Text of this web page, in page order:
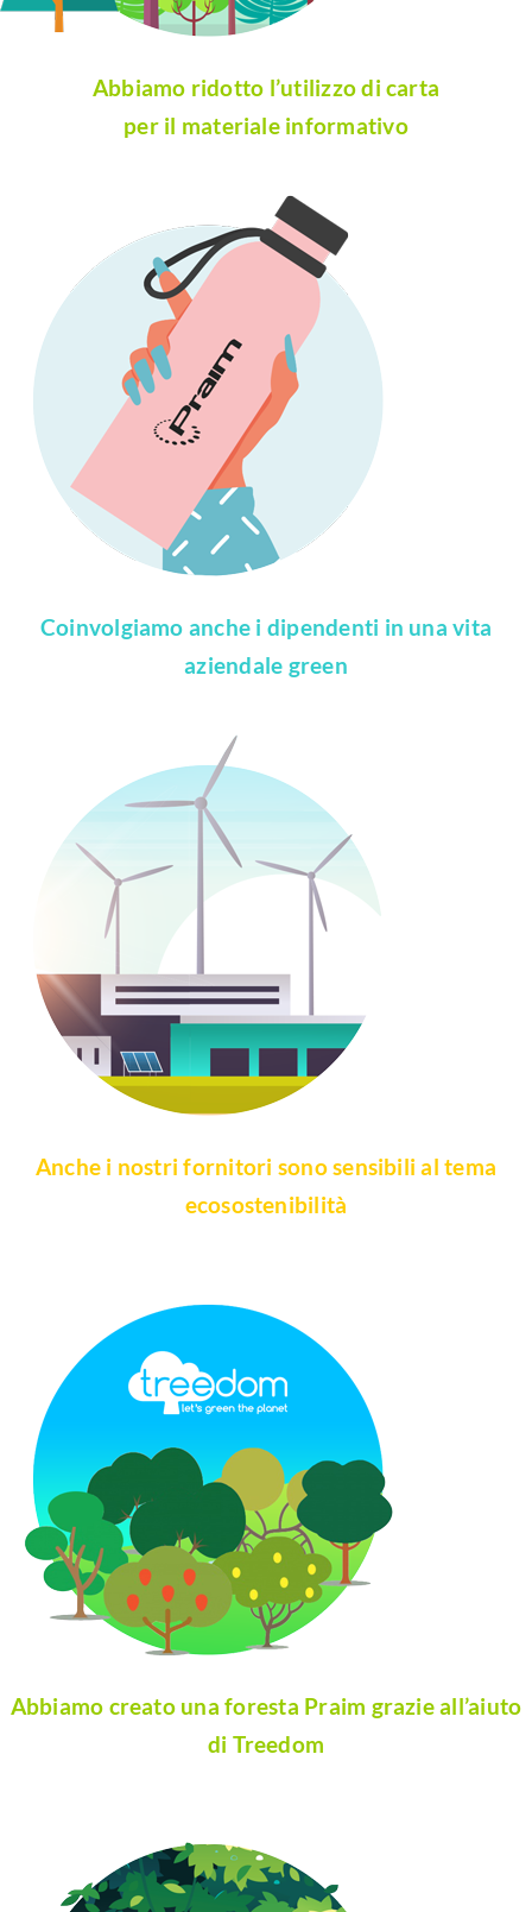
Abbiamo ridotto l’utilizzo di carta
per il materiale informativo
Coinvolgiamo anche i dipendenti in una vita
aziendale green
Anche i nostri fornitori sono sensibili al tema
ecosostenibilità
Abbiamo creato una foresta Praim grazie all’aiuto
di Treedom